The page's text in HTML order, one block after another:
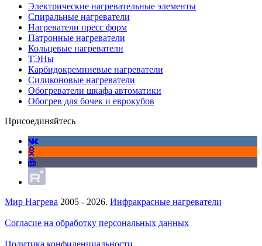
Электрические нагревательные элементы
Спиральные нагреватели
Нагреватели пресс форм
Патронные нагреватели
Кольцевые нагреватели
ТЭНы
Карбидокремниевые нагреватели
Силиконовые нагреватели
Обогреватели шкафа автоматики
Обогрев для бочек и еврокубов
Присоединяйтесь
Мир Нагрева 2005 - 2026. Инфракрасные нагреватели
Согласие на обработку персональных данных
Политика конфиденциальности